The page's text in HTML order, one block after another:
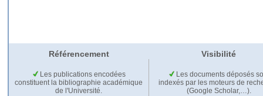
Référencement Visibilité
Les publications encodées
constituent la bibliographie académique
de l'Université.
Les documents déposés
indexés par les moteurs de
(Google Scholar,…).